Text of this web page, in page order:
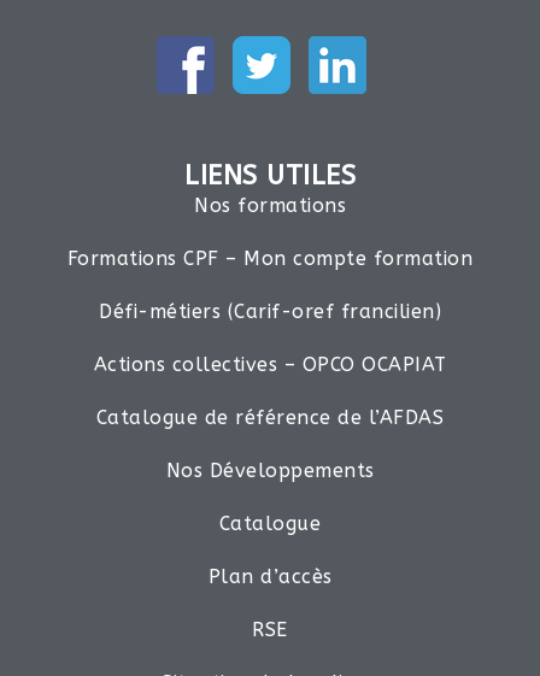
LIENS UTILES
Nos formations
Formations CPF – Mon compte formation
Défi-métiers (Carif-oref francilien)
Actions collectives – OPCO OCAPIAT
Catalogue de référence de l’AFDAS
Nos Développements
Catalogue
Plan d’accès
RSE